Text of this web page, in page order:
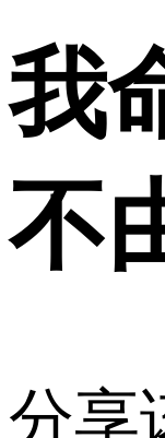
我
不
分享